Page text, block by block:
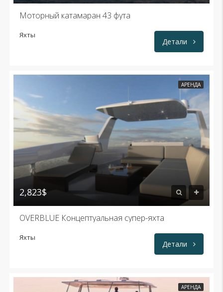
Моторный катамаран 43 фута
Яхты
Детали
АРЕНДА
2,823$
OVERBLUE Концептуальная супер-яхта
Яхты
Детали
АРЕНДА